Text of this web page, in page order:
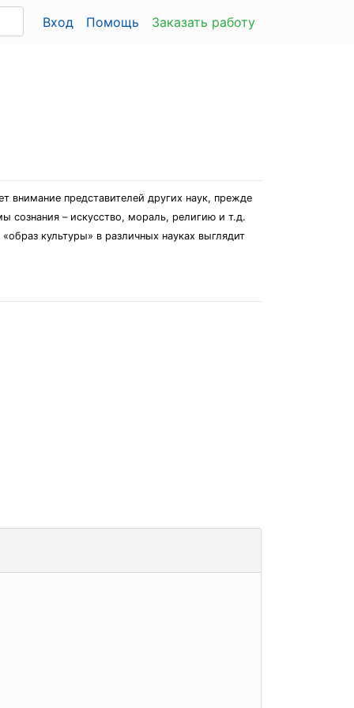
Вход Помощь Заказать работу
внимание представителей других наук, прежде
сознания – искусство, мораль, религию и т.д.
культуры» в различных науках выглядит